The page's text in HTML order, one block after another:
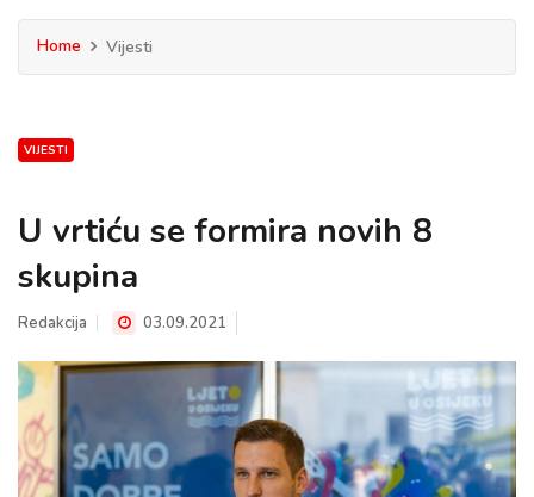
Home Vijesti
VIJESTI
U vrtiću se formira novih 8
skupina
Redakcija 03.09.2021